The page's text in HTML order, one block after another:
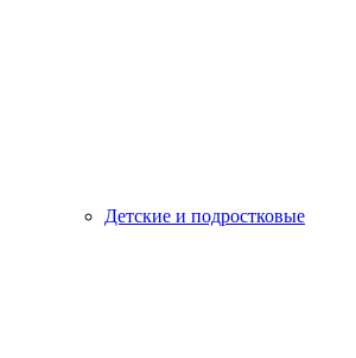
Детские и подростковые